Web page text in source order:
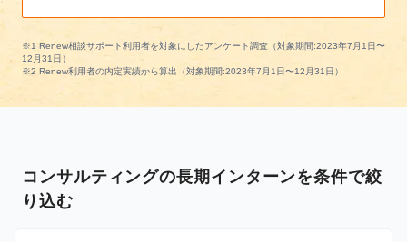
※1 Renew相談サポート利用者を対象にしたアンケート調査（対象期間:2023年7月1日〜
12月31日）
※2 Renew利用者の内定実績から算出（対象期間:2023年7月1日〜12月31日）
コンサルティングの長期インターンを条件で絞
り込む